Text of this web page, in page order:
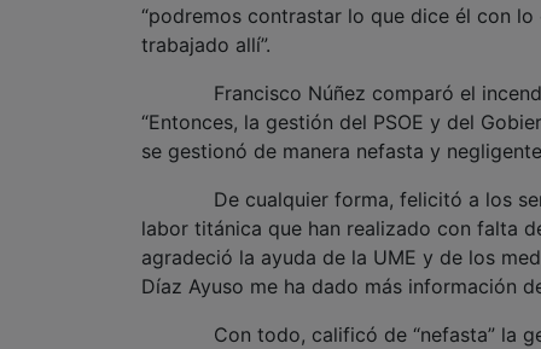
“podremos contrastar lo que dice él con
trabajado allí”.
Francisco Núñez comparó el incendio
“Entonces, la gestión del PSOE y del
se gestionó de manera nefasta y
De cualquier forma, felicitó a los
labor titánica que han realizado con falta
agradeció la ayuda de la UME y de los
Díaz Ayuso me ha dado más información
Con todo, calificó de “nefasta” la